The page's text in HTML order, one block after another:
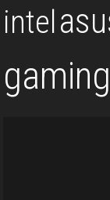
intel
gaming